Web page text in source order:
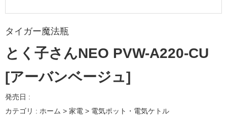
タイガー魔法瓶
とく子さんNEO PVW-A220-CU
[アーバンベージュ]
発売日 :
カテゴリ : ホーム > 家電 > 電気ポット・電気ケトル